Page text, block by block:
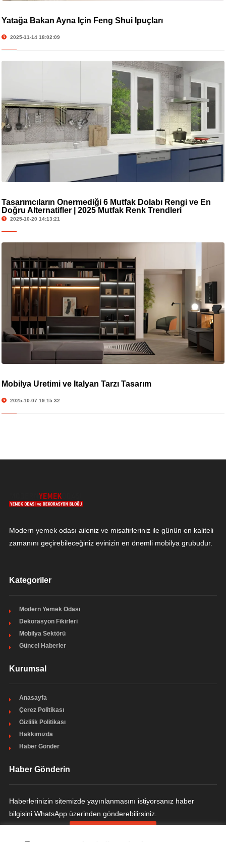
Yatağa Bakan Ayna İçin Feng Shui İpuçları
2025-11-14 18:02:09
Tasarımcıların Önermediği 6 Mutfak Dolabı Rengi ve En
Doğru Alternatifler | 2025 Mutfak Renk Trendleri
2025-10-20 14:13:21
Mobilya Üretimi ve İtalyan Tarzı Tasarım
2025-10-07 19:15:32
Modern yemek odası aileniz ve misafirleriniz ile günün en kaliteli
zamanını geçirebileceğiniz evinizin en önemli mobilya grubudur.
Kategoriler
Modern Yemek Odası
Dekorasyon Fikirleri
Mobilya Sektörü
Güncel Haberler
Kurumsal
Anasayfa
Çerez Politikası
Gizlilik Politikası
Hakkımızda
Haber Gönder
Haber Gönderin
Haberlerinizin sitemizde yayınlanmasını istiyorsanız haber
bilgisini WhatsApp üzerinden gönderebilirsiniz.